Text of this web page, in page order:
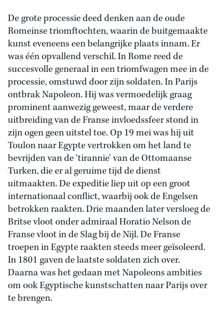
De grote processie deed denken aan de oude
Romeinse triomftochten, waarin de buitgemaakte
kunst eveneens een belangrijke plaats innam. Er
was één opvallend verschil. In Rome reed de
succesvolle generaal in een triomfwagen mee in de
processie, omstuwd door zijn soldaten. In Parijs
ontbrak Napoleon. Hij was vermoedelijk graag
prominent aanwezig geweest, maar de verdere
uitbreiding van de Franse invloedssfeer stond in
zijn ogen geen uitstel toe. Op 19 mei was hij uit
Toulon naar Egypte vertrokken om het land te
bevrijden van de ‘tirannie’ van de Ottomaanse
Turken, die er al geruime tijd de dienst
uitmaakten. De expeditie liep uit op een groot
internationaal conflict, waarbij ook de Engelsen
betrokken raakten. Drie maanden later versloeg de
Britse vloot onder admiraal Horatio Nelson de
Franse vloot in de Slag bij de Nijl. De Franse
troepen in Egypte raakten steeds meer geïsoleerd.
In 1801 gaven de laatste soldaten zich over.
Daarna was het gedaan met Napoleons ambities
om ook Egyptische kunstschatten naar Parijs over
te brengen.